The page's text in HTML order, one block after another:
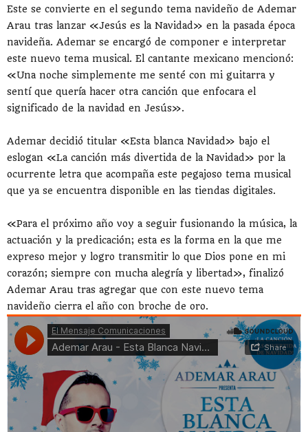
Este se convierte en el segundo tema navideño de Ademar
Arau tras lanzar «Jesús es la Navidad» en la pasada época
navideña. Ademar se encargó de componer e interpretar
este nuevo tema musical. El cantante mexicano mencionó:
«Una noche simplemente me senté con mi guitarra y
sentí que quería hacer otra canción que enfocara el
significado de la navidad en Jesús».
Ademar decidió titular «Esta blanca Navidad» bajo el
eslogan «La canción más divertida de la Navidad» por la
ocurrente letra que acompaña este pegajoso tema musical
que ya se encuentra disponible en las tiendas digitales.
«Para el próximo año voy a seguir fusionando la música, la
actuación y la predicación; esta es la forma en la que me
expreso mejor y logro transmitir lo que Dios pone en mi
corazón; siempre con mucha alegría y libertad», finalizó
Ademar Arau tras agregar que con este nuevo tema
navideño cierra el año con broche de oro.